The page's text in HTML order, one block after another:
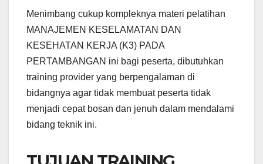
Menimbang cukup kompleknya materi pelatihan
MANAJEMEN KESELAMATAN DAN
KESEHATAN KERJA (K3) PADA
PERTAMBANGAN ini bagi peserta, dibutuhkan
training provider yang berpengalaman di
bidangnya agar tidak membuat peserta tidak
menjadi cepat bosan dan jenuh dalam mendalami
bidang teknik ini.